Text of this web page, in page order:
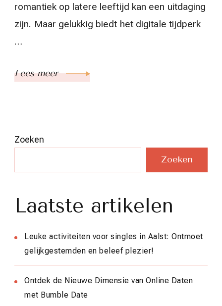
romantiek op latere leeftijd kan een uitdaging
zijn. Maar gelukkig biedt het digitale tijdperk
…
Lees meer
Zoeken
Zoeken
Laatste artikelen
Leuke activiteiten voor singles in Aalst: Ontmoet
gelijkgestemden en beleef plezier!
Ontdek de Nieuwe Dimensie van Online Daten
met Bumble Date